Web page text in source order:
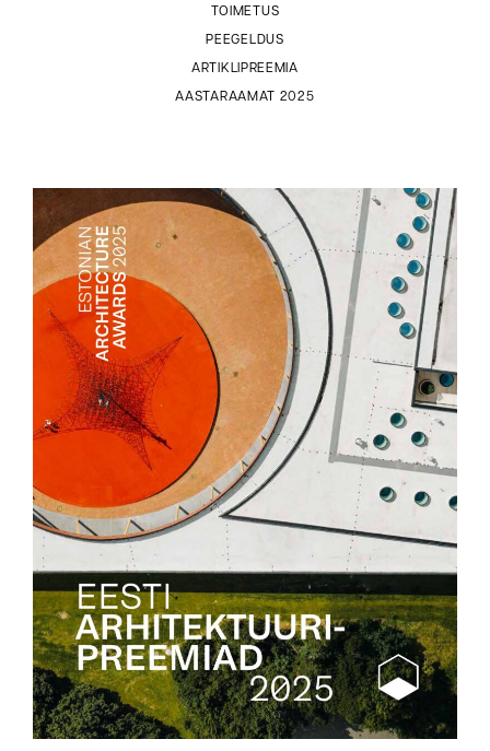
TOIMETUS
PEEGELDUS
ARTIKLIPREEMIA
AASTARAAMAT 2025